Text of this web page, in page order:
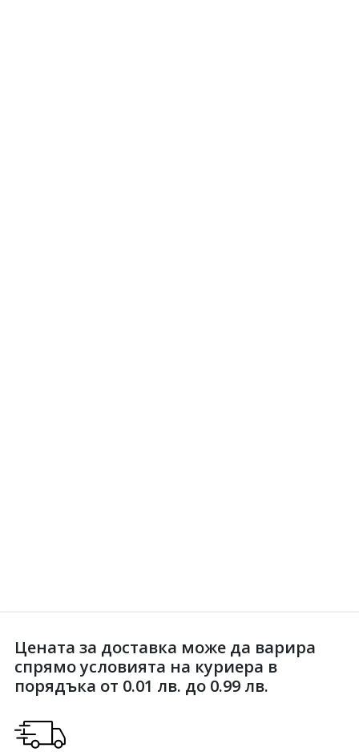
Цената за доставка може да варира
спрямо условията на куриера в
порядъка от 0.01 лв. до 0.99 лв.